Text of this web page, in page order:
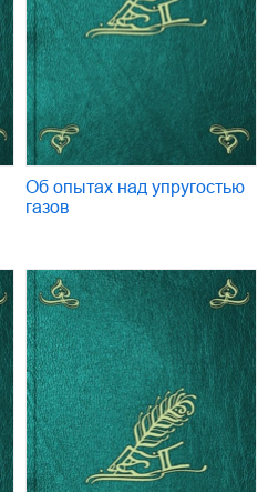
Об опытах над упругостью
газов